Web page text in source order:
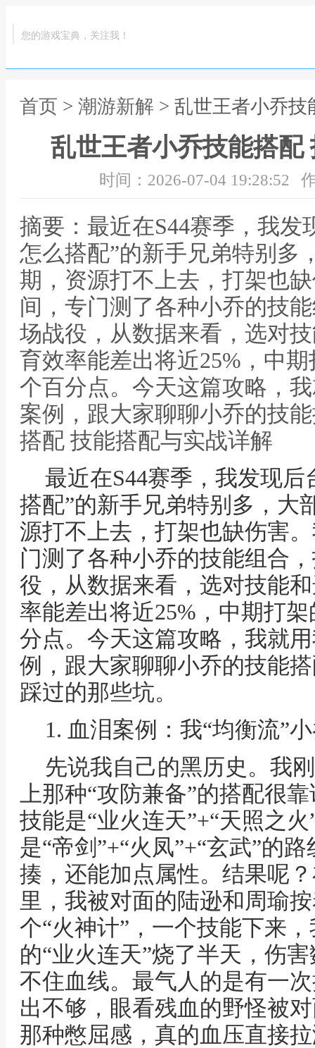
您的游戏宝典，关注我！
首页 > 潮游新解 > 乱世王者小乔
乱世王者小乔技能搭配
时间：2026-07-04 19:28:52
摘要：最近在S44赛季，我发
怎么搭配”的新手兄弟特别多
期，资源打不上去，打架也
间，专门测了各种小乔的技
场战役，从数据来看，选对
育效率能差出将近25%，中
个百分点。今天这篇攻略，
案例，跟大家聊聊小乔的技
搭配 技能搭配与实战详解
最近在S44赛季，我发现
搭配”的新手兄弟特别多，大
源打不上去，打架也缺伤害
门测了各种小乔的技能组合
役，从数据来看，选对技能
率能差出将近25%，中期打
分点。今天这篇攻略，我就
例，跟大家聊聊小乔的技能
踩过的那些坑。
1. 血泪案例：我“均衡流”
先说我自己的黑历史。我
上那种“攻防兼备”的搭配很
技能是“业火连天”+“天照之
是“帝剑”+“火凤”+“玄武”的
揍，还能加点属性。结果呢
里，我被对面的陆逊和周瑜
个“火神计”，一个技能下来
的“业火连天”烧了半天，伤
不住血线。最气人的是有一
出不够，眼看残血的野怪被
那种憋屈感，真的血压直接